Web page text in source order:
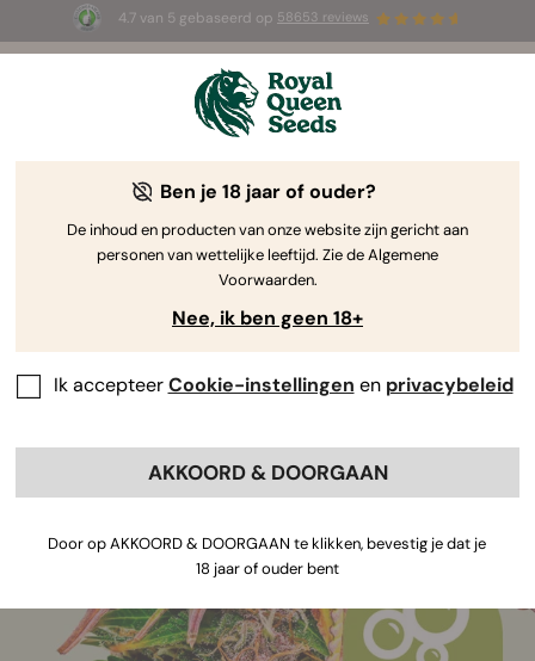
4.7 van 5 gebaseerd op 58653 reviews
1+1 GRATIS- Tijdelijke aanbieding
3d 9h 3m 20s
Ben je 18 jaar of ouder?
De inhoud en producten van onze website zijn gericht aan
personen van wettelijke leeftijd. Zie de Algemene
Voorwaarden.
Nee, ik ben geen 18+
Ik accepteerCookie-instellingen en privacybeleid
AKKOORD & DOORGAAN
Door op AKKOORD & DOORGAAN te klikken, bevestig je dat je
18 jaar of ouder bent